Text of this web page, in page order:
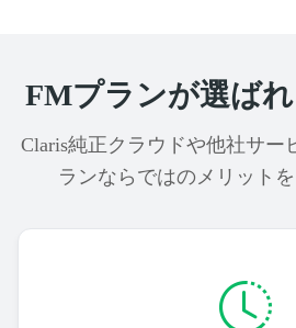
FMプランが選ば
Claris純正クラウドや他社サー
ランならではのメリットを